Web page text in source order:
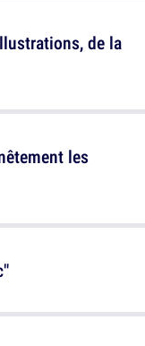
les
de la